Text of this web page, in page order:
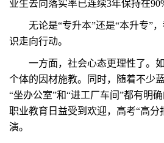
业生去向落实率已连续3年保持在
无论是“专升本”还是“本升专”，
识走向行动。
一方面，社会心态更理性了。如
个体的因材施教。同时，随着不少
“坐办公室”和“进工厂车间”都有明
职业教育日益受到欢迎，高考“高分
演。